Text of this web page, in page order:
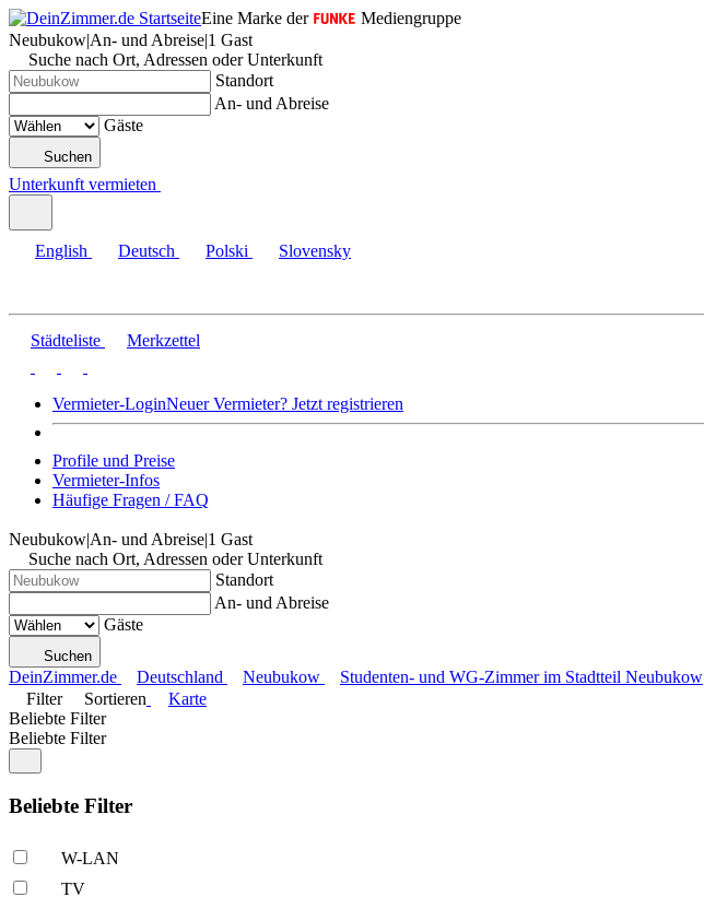
Eine Marke der
Mediengruppe
Neubukow|An- und Abreise|1 Gast
Suche nach Ort, Adressen oder Unterkunft
Standort
An- und Abreise
Gäste
Suchen
Unterkunft vermieten
English Deutsch Polski Slovensky
Städteliste Merkzettel
Vermieter-LoginNeuer Vermieter? Jetzt registrieren
Profile und Preise
Vermieter-Infos
Häufige Fragen / FAQ
Neubukow|An- und Abreise|1 Gast
Suche nach Ort, Adressen oder Unterkunft
Standort
An- und Abreise
Gäste
Suchen
DeinZimmer.de Deutschland Neubukow
Studenten- und WG-Zimmer im Stadtteil Neubukow
Filter
Sortieren
Karte
Beliebte Filter
Beliebte Filter
Beliebte Filter
W-LAN
TV